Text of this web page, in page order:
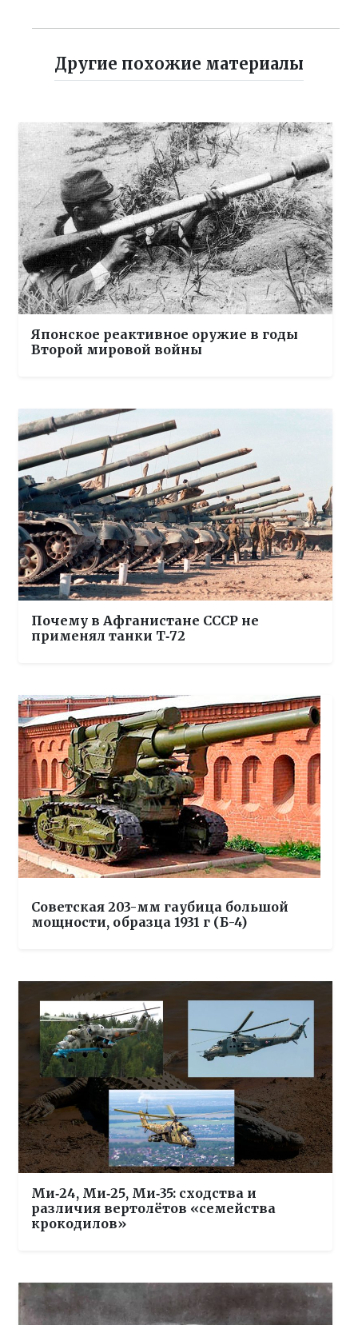
Другие похожие материалы
Японское реактивное оружие в годы
Второй мировой войны
Почему в Афганистане СССР не
применял танки Т‑72
Советская 203-мм гаубица большой
мощности, образца 1931 г (Б-4)
Ми‑24, Ми‑25, Ми‑35: сходства и
различия вертолётов «семейства
крокодилов»